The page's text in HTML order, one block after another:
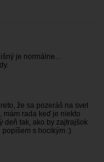
je normálne...
že sa pozeráš na svet
mám rada keď je niekto
deň tak, ako by zajtrajšok
s hocikým :)